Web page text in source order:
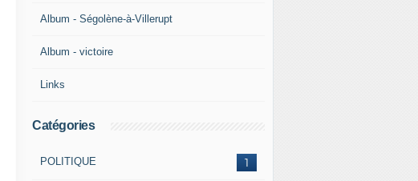
Album - Ségolène-à-Villerupt
Album - victoire
Links
Catégories
1
POLITIQUE